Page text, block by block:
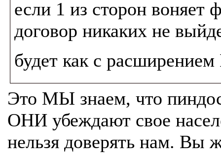
если 1 из сторон воняет
договор никаких не
будет как с
Это МЫ знаем, что
ОНИ убеждают свое
нельзя доверять нам. Вы